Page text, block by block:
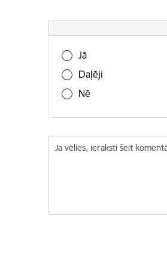
Vai šī informācija bija
Jā
Daļēji
Nē
Ja vēlies, ieraksti šeit